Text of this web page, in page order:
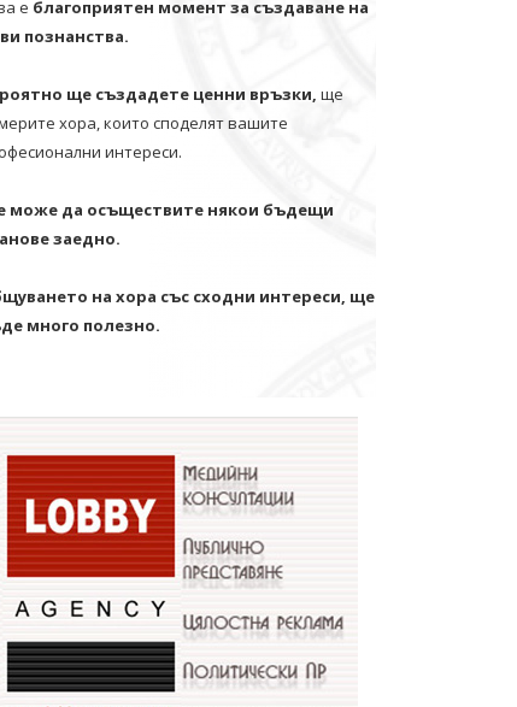
е благоприятен момент за създаване на
познанства.
ще създадете ценни връзки, ще
хора, които споделят вашите
интереси.
може да осъществите някои бъдещи
заедно.
на хора със сходни интереси, ще
много полезно.